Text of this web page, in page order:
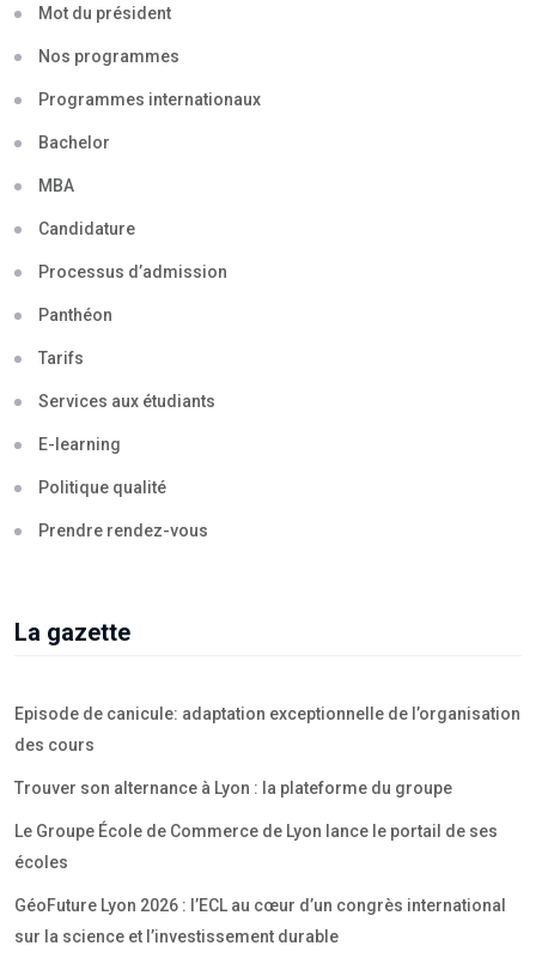
Mot du président
Nos programmes
Programmes internationaux
Bachelor
MBA
Candidature
Processus d’admission
Panthéon
Tarifs
Services aux étudiants
E-learning
Politique qualité
Prendre rendez-vous
La gazette
Episode de canicule: adaptation exceptionnelle de l’organisation
des cours
Trouver son alternance à Lyon : la plateforme du groupe
Le Groupe École de Commerce de Lyon lance le portail de ses
écoles
GéoFuture Lyon 2026 : l’ECL au cœur d’un congrès international
sur la science et l’investissement durable